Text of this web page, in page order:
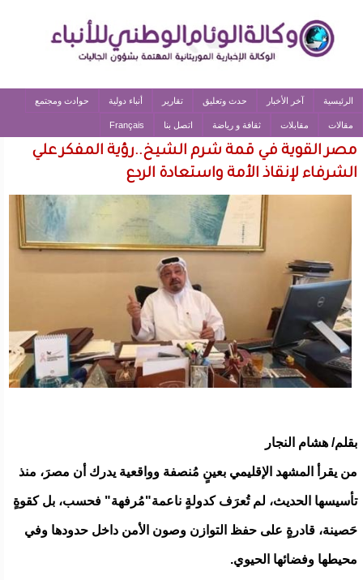
الرئيسية آخر الأخبار حدث وتعليق تقارير أنباء دولية حوادث ومجتمع
مقالات مقابلات ثقافة و رياضة اتصل بنا Français
مصر القوية في قمة شرم الشيخ..رؤية المفكر علي
الشرفاء لإنقاذ الأمة واستعادة الردع
بقلم/ هشام النجار
من يقرأ المشهد الإقليمي بعينٍ مُنصفة وواقعية يدرك أن مصرَ، منذ
تأسيسها الحديث، لم تُعرَف كدولةٍ ناعمة"مُرفهة" فحسب، بل كقوةٍ
حَصينة، قادرةٍ على حفظ التوازن وصون الأمن داخل حدودها وفي
محيطها وفضائها الحيوي.